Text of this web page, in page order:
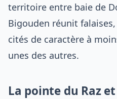
territoire entre baie de
Bigouden réunit
cités de caractère à
unes des autres.
La pointe du Raz